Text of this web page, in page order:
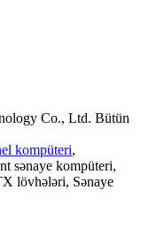
Co., Ltd. Bütün
kompüteri,
sənaye kompüteri,
lövhələri, Sənaye